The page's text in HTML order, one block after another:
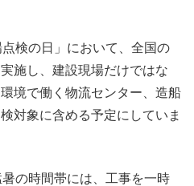
検の日」において、全国の
施し、建設現場だけではな
境で働く物流センター、造船
対象に含める予定にしていま
の時間帯には、工事を一時